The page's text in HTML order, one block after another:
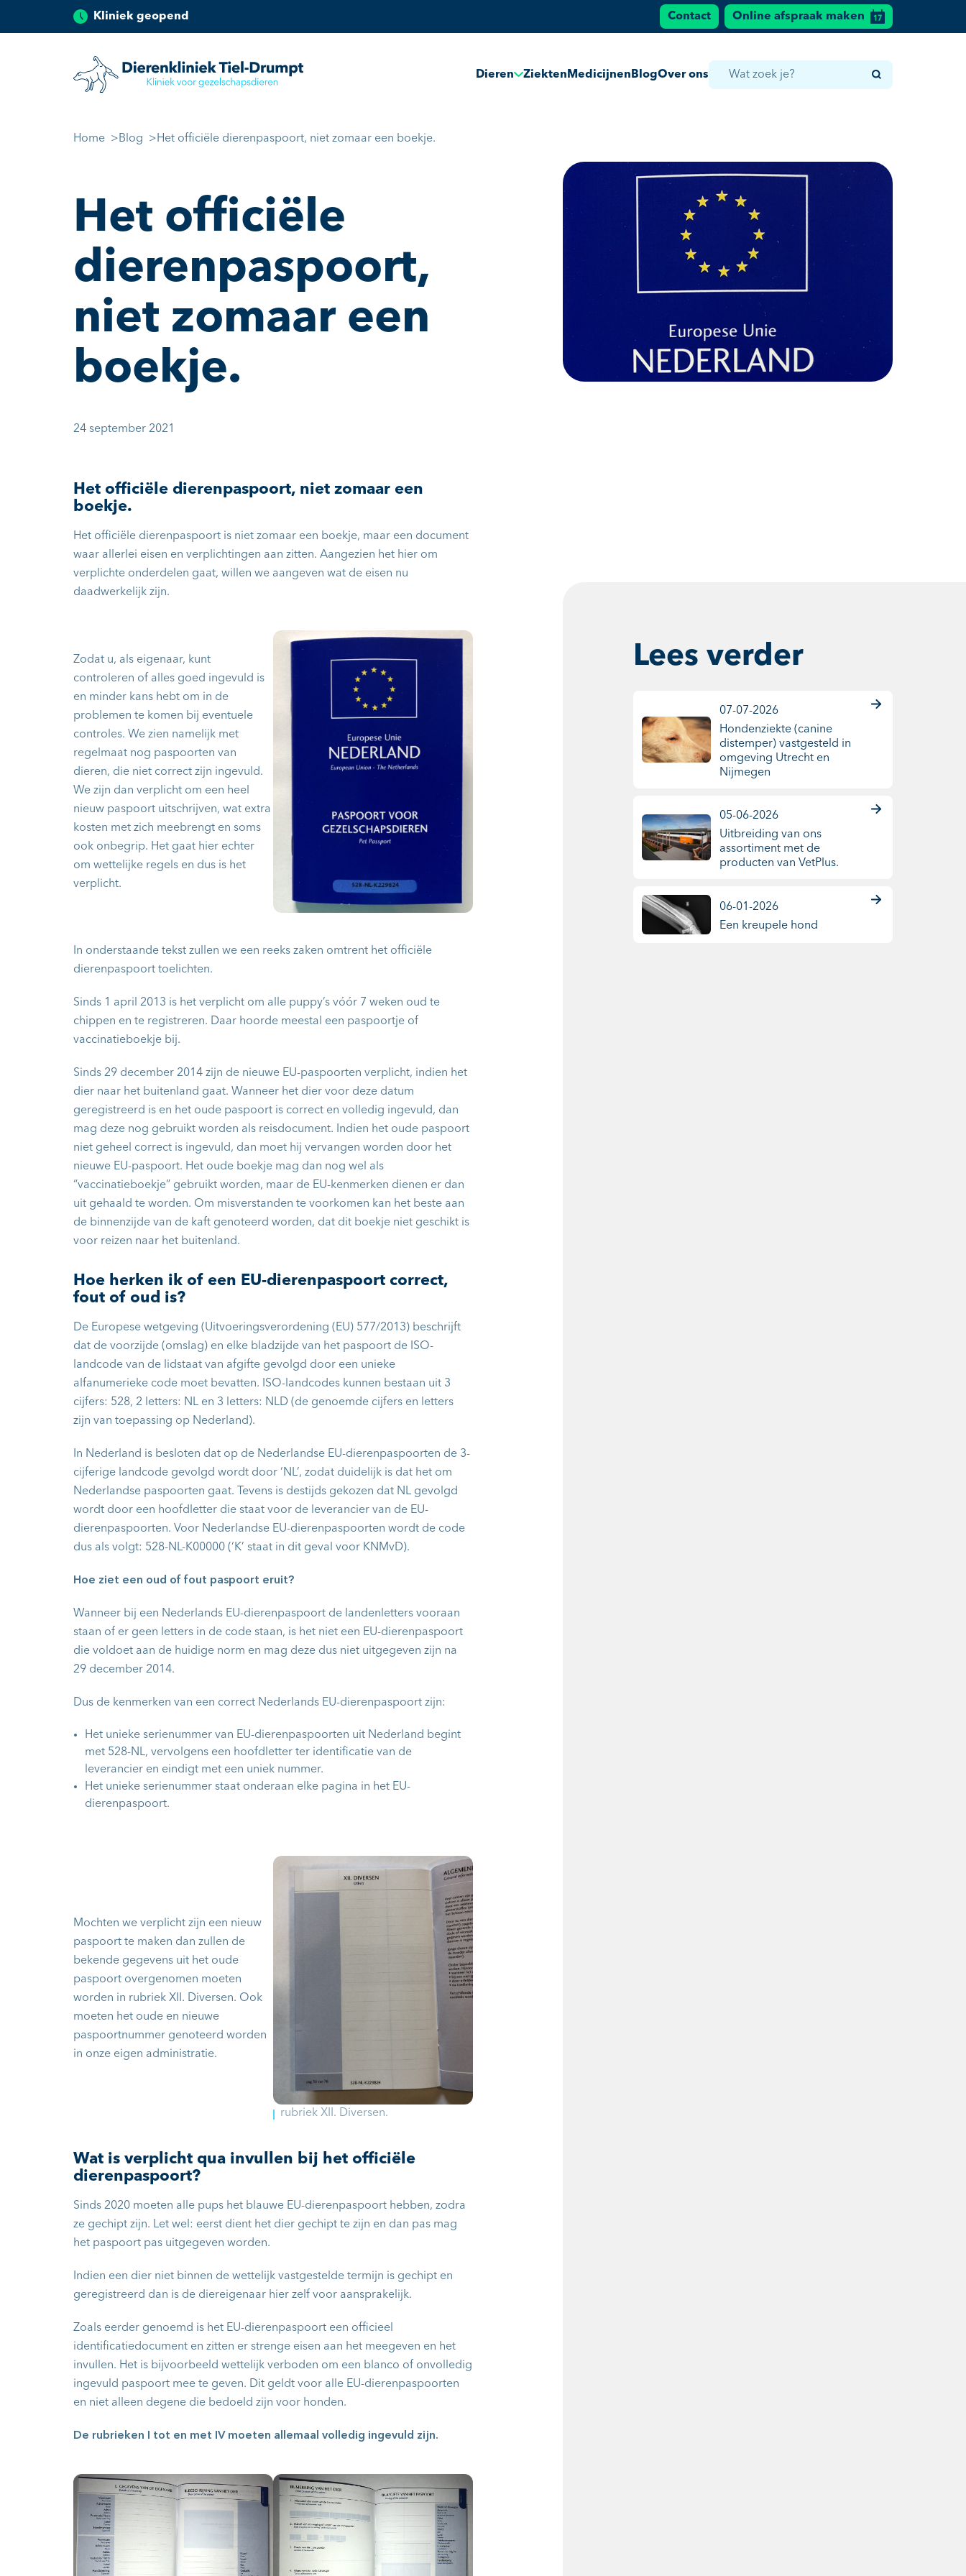
Kliniek geopend Contact Online afspraak maken
Dieren Ziekten Medicijnen BlogOver ons
Home Blog Het officiële dierenpaspoort, niet zomaar een boekje.
Het officiële
dierenpaspoort,
niet zomaar een
boekje.
24 september 2021
Het officiële dierenpaspoort, niet zomaar een
boekje.
Het officiële dierenpaspoort is niet zomaar een boekje, maar een document
waar allerlei eisen en verplichtingen aan zitten. Aangezien het hier om
verplichte onderdelen gaat, willen we aangeven wat de eisen nu
daadwerkelijk zijn.
Zodat u, als eigenaar, kunt
controleren of alles goed ingevuld is
en minder kans hebt om in de
problemen te komen bij eventuele
controles. We zien namelijk met
regelmaat nog paspoorten van
dieren, die niet correct zijn ingevuld.
We zijn dan verplicht om een heel
nieuw paspoort uitschrijven, wat extra
kosten met zich meebrengt en soms
ook onbegrip. Het gaat hier echter
om wettelijke regels en dus is het
verplicht.
In onderstaande tekst zullen we een reeks zaken omtrent het officiële
dierenpaspoort toelichten.
Sinds 1 april 2013 is het verplicht om alle puppy’s vóór 7 weken oud te
chippen en te registreren. Daar hoorde meestal een paspoortje of
vaccinatieboekje bij.
Sinds 29 december 2014 zijn de nieuwe EU-paspoorten verplicht, indien het
dier naar het buitenland gaat. Wanneer het dier voor deze datum
geregistreerd is en het oude paspoort is correct en volledig ingevuld, dan
mag deze nog gebruikt worden als reisdocument. Indien het oude paspoort
niet geheel correct is ingevuld, dan moet hij vervangen worden door het
nieuwe EU-paspoort. Het oude boekje mag dan nog wel als
“vaccinatieboekje” gebruikt worden, maar de EU-kenmerken dienen er dan
uit gehaald te worden. Om misverstanden te voorkomen kan het beste aan
de binnenzijde van de kaft genoteerd worden, dat dit boekje niet geschikt is
voor reizen naar het buitenland.
Hoe herken ik of een EU-dierenpaspoort correct,
fout of oud is?
De Europese wetgeving (Uitvoeringsverordening (EU) 577/2013) beschrijft
dat de voorzijde (omslag) en elke bladzijde van het paspoort de ISO-
landcode van de lidstaat van afgifte gevolgd door een unieke
alfanumerieke code moet bevatten. ISO-landcodes kunnen bestaan uit 3
cijfers: 528, 2 letters: NL en 3 letters: NLD (de genoemde cijfers en letters
zijn van toepassing op Nederland).
In Nederland is besloten dat op de Nederlandse EU-dierenpaspoorten de 3-
cijferige landcode gevolgd wordt door ‘NL’, zodat duidelijk is dat het om
Nederlandse paspoorten gaat. Tevens is destijds gekozen dat NL gevolgd
wordt door een hoofdletter die staat voor de leverancier van de EU-
dierenpaspoorten. Voor Nederlandse EU-dierenpaspoorten wordt de code
dus als volgt: 528-NL-K00000 (‘K’ staat in dit geval voor KNMvD).
Hoe ziet een oud of fout paspoort eruit?
Wanneer bij een Nederlands EU-dierenpaspoort de landenletters vooraan
staan of er geen letters in de code staan, is het niet een EU-dierenpaspoort
die voldoet aan de huidige norm en mag deze dus niet uitgegeven zijn na
29 december 2014.
Dus de kenmerken van een correct Nederlands EU-dierenpaspoort zijn:
Het unieke serienummer van EU-dierenpaspoorten uit Nederland begint
met 528-NL, vervolgens een hoofdletter ter identificatie van de
leverancier en eindigt met een uniek nummer.
Het unieke serienummer staat onderaan elke pagina in het EU-
dierenpaspoort.
Mochten we verplicht zijn een nieuw
paspoort te maken dan zullen de
bekende gegevens uit het oude
paspoort overgenomen moeten
worden in rubriek XII. Diversen. Ook
moeten het oude en nieuwe
paspoortnummer genoteerd worden
in onze eigen administratie.
rubriek XII. Diversen.
Wat is verplicht qua invullen bij het officiële
dierenpaspoort?
Sinds 2020 moeten alle pups het blauwe EU-dierenpaspoort hebben, zodra
ze gechipt zijn. Let wel: eerst dient het dier gechipt te zijn en dan pas mag
het paspoort pas uitgegeven worden.
Indien een dier niet binnen de wettelijk vastgestelde termijn is gechipt en
geregistreerd dan is de diereigenaar hier zelf voor aansprakelijk.
Zoals eerder genoemd is het EU-dierenpaspoort een officieel
identificatiedocument en zitten er strenge eisen aan het meegeven en het
invullen. Het is bijvoorbeeld wettelijk verboden om een blanco of onvolledig
ingevuld paspoort mee te geven. Dit geldt voor alle EU-dierenpaspoorten
en niet alleen degene die bedoeld zijn voor honden.
De rubrieken I tot en met IV moeten allemaal volledig ingevuld zijn.
Lees verder
07-07-2026
Hondenziekte (canine
distemper) vastgesteld in
omgeving Utrecht en
Nijmegen
05-06-2026
Uitbreiding van ons
assortiment met de
producten van VetPlus.
06-01-2026
Een kreupele hond